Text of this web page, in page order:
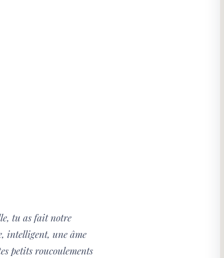
tu as fait notre
intelligent, une âme
petits roucoulements